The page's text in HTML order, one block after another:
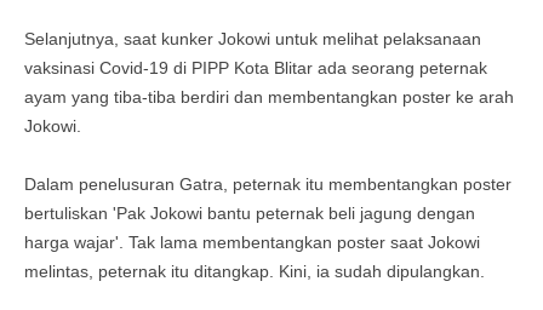
Selanjutnya, saat kunker Jokowi untuk melihat pelaksanaan
vaksinasi Covid-19 di PIPP Kota Blitar ada seorang peternak
ayam yang tiba-tiba berdiri dan membentangkan poster ke arah
Jokowi.
Dalam penelusuran Gatra, peternak itu membentangkan poster
bertuliskan 'Pak Jokowi bantu peternak beli jagung dengan
harga wajar'. Tak lama membentangkan poster saat Jokowi
melintas, peternak itu ditangkap. Kini, ia sudah dipulangkan.